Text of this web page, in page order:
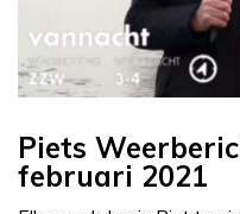
Piets
februari 2021